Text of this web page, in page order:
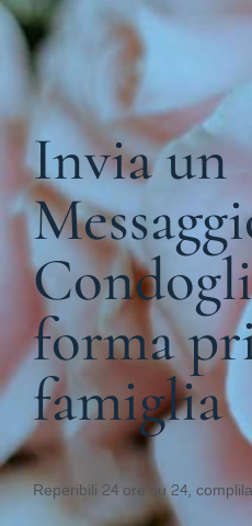
Invia un
forma
famiglia
Reperibili 24 ore su 24,